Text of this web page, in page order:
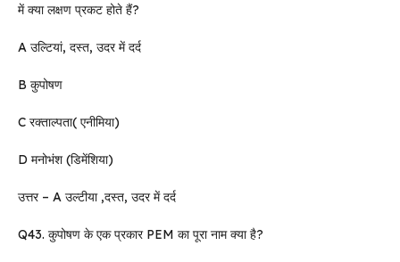
में क्या लक्षण प्रकट होते हैं?
A उल्टियां, दस्त, उदर में दर्द
B कुपोषण
C रक्ताल्पता( एनीमिया)
D मनोभंश (डिमेंशिया)
उत्तर – A उल्टीया ,दस्त, उदर में दर्द
Q43. कुपोषण के एक प्रकार PEM का पूरा नाम क्या है?